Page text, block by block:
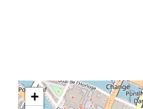
+